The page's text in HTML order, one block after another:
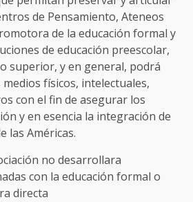
de Pensamiento, Ateneos
de la educación formal y
de educación preescolar,
superior, y en general, podrá
físicos, intelectuales,
con el fin de asegurar los
y en esencia la integración de
las Américas.
no desarrollara
con la educación formal o
directa